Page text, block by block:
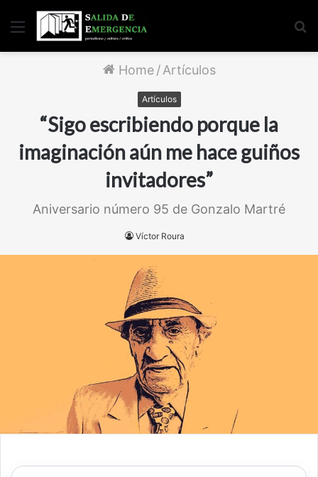
Menu
Home /Artículos
Artículos
“Sigo escribiendo porque la
imaginación aún me hace guiños
invitadores”
Aniversario número 95 de Gonzalo Martré
Víctor Roura